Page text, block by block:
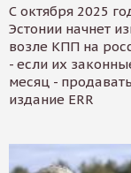
С октября 2025
Эстонии начнет
возле КПП на
- если их
месяц -
издание ERR